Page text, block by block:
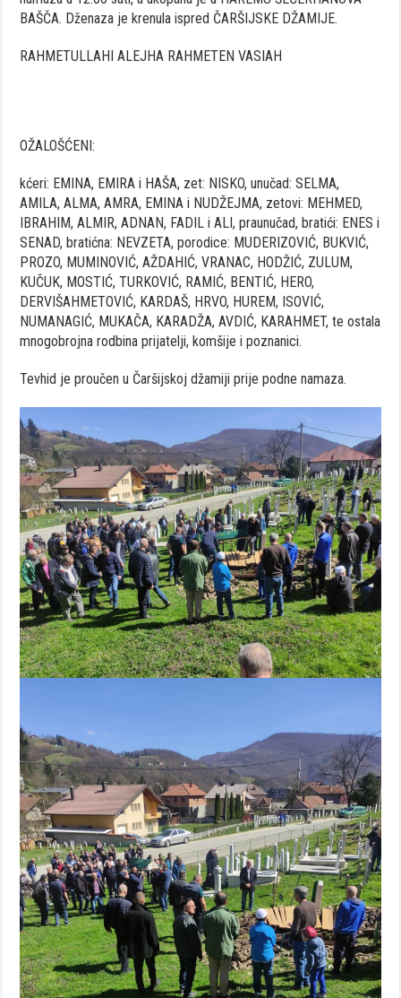
BAŠČA. Dženaza je krenula ispred ČARŠIJSKE DŽAMIJE.
RAHMETULLAHI ALEJHA RAHMETEN VASIAH
OŽALOŠĆENI:
kćeri: EMINA, EMIRA i HAŠA, zet: NISKO, unučad: SELMA,
AMILA, ALMA, AMRA, EMINA i NUDŽEJMA, zetovi: MEHMED,
IBRAHIM, ALMIR, ADNAN, FADIL i ALI, praunučad, bratići: ENES i
SENAD, bratićna: NEVZETA, porodice: MUDERIZOVIĆ, BUKVIĆ,
PROZO, MUMINOVIĆ, AŽDAHIĆ, VRANAC, HODŽIĆ, ZULUM,
KUČUK, MOSTIĆ, TURKOVIĆ, RAMIĆ, BENTIĆ, HERO,
DERVIŠAHMETOVIĆ, KARDAŠ, HRVO, HUREM, ISOVIĆ,
NUMANAGIĆ, MUKAČA, KARADŽA, AVDIĆ, KARAHMET, te ostala
mnogobrojna rodbina prijatelji, komšije i poznanici.
Tevhid je proučen u Čaršijskoj džamiji prije podne namaza.